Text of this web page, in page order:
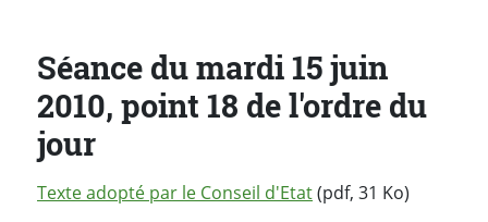
Séance du mardi 15 juin
2010, point 18 de l'ordre du
jour
Texte adopté par le Conseil d'Etat(pdf, 31 Ko)